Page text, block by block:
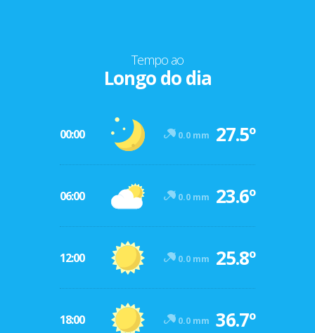
Tempo ao
Longo do dia
00:00 0.0 mm 27.5º
06:00 0.0 mm 23.6º
12:00 0.0 mm 25.8º
18:00 0.0 mm 36.7º